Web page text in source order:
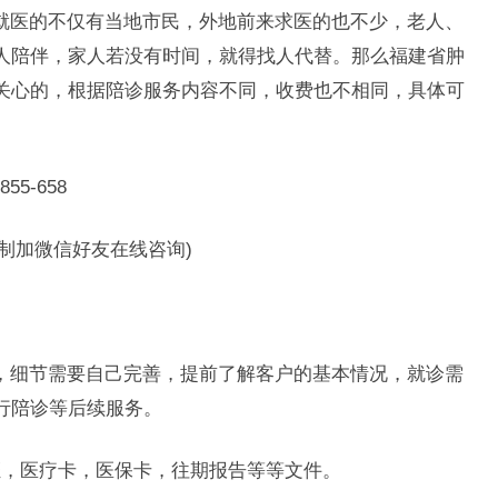
不仅有当地市民，外地前来求医的也不少，老人、
伴，家人若没有时间，就得找人代替。那么福建省肿
的，根据陪诊服务内容不同，收费也不相同，具体可
658
微信好友在线咨询)
节需要自己完善，提前了解客户的基本情况，就诊需
诊等后续服务。
疗卡，医保卡，往期报告等等文件。